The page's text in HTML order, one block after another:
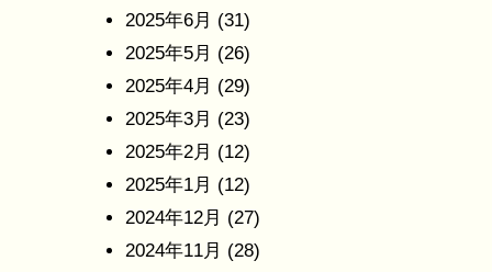
2025年6月 (31)
2025年5月 (26)
2025年4月 (29)
2025年3月 (23)
2025年2月 (12)
2025年1月 (12)
2024年12月 (27)
2024年11月 (28)